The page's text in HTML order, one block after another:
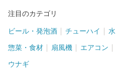
注目のカテゴリ
ビール・発泡酒 チューハイ 水
惣菜・食材 扇風機 エアコン
ウナギ